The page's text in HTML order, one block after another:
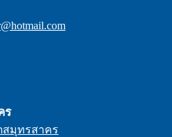
ร
สมุทรสาคร